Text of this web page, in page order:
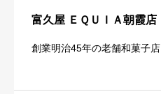
富久屋 ＥＱＵＩＡ朝霞店
創業明治45年の老舗和菓子店